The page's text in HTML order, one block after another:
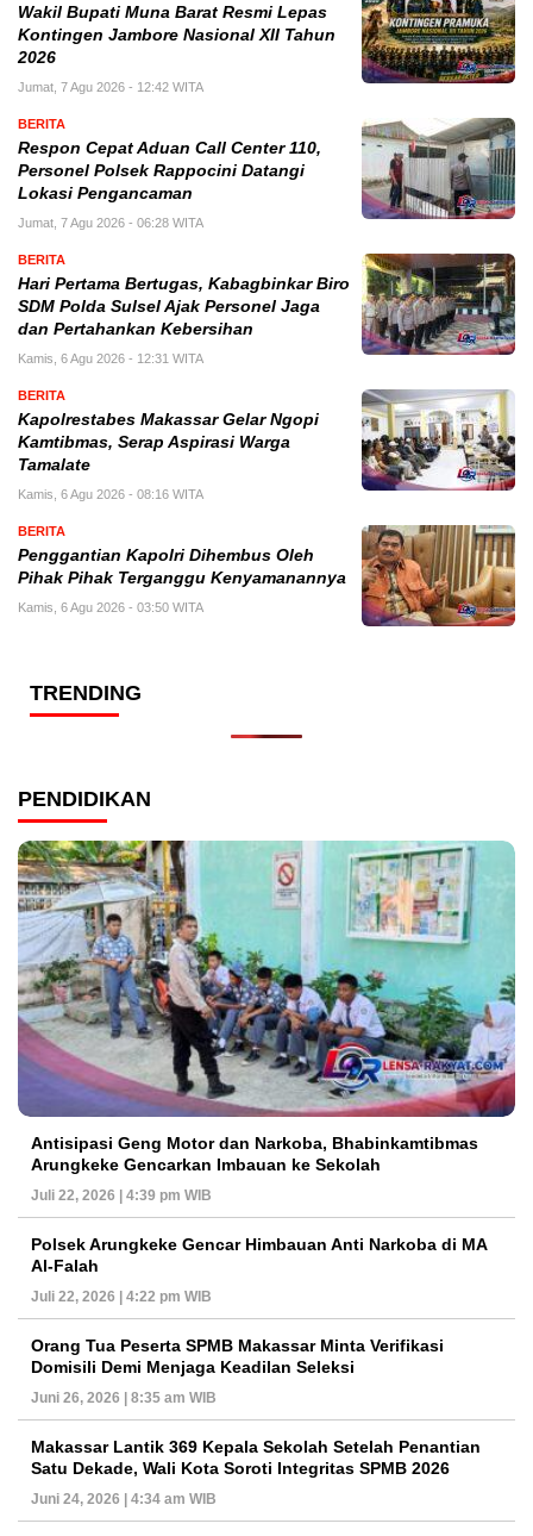
Wakil Bupati Muna Barat Resmi Lepas
Kontingen Jambore Nasional XII Tahun
2026
Jumat, 7 Agu 2026 - 12:42 WITA
BERITA
Respon Cepat Aduan Call Center 110,
Personel Polsek Rappocini Datangi
Lokasi Pengancaman
Jumat, 7 Agu 2026 - 06:28 WITA
BERITA
Hari Pertama Bertugas, Kabagbinkar Biro
SDM Polda Sulsel Ajak Personel Jaga
dan Pertahankan Kebersihan
Kamis, 6 Agu 2026 - 12:31 WITA
BERITA
Kapolrestabes Makassar Gelar Ngopi
Kamtibmas, Serap Aspirasi Warga
Tamalate
Kamis, 6 Agu 2026 - 08:16 WITA
BERITA
Penggantian Kapolri Dihembus Oleh
Pihak Pihak Terganggu Kenyamanannya
Kamis, 6 Agu 2026 - 03:50 WITA
TRENDING
PENDIDIKAN
Antisipasi Geng Motor dan Narkoba, Bhabinkamtibmas
Arungkeke Gencarkan Imbauan ke Sekolah
Juli 22, 2026 | 4:39 pm WIB
Polsek Arungkeke Gencar Himbauan Anti Narkoba di MA
Al-Falah
Juli 22, 2026 | 4:22 pm WIB
Orang Tua Peserta SPMB Makassar Minta Verifikasi
Domisili Demi Menjaga Keadilan Seleksi
Juni 26, 2026 | 8:35 am WIB
Makassar Lantik 369 Kepala Sekolah Setelah Penantian
Satu Dekade, Wali Kota Soroti Integritas SPMB 2026
Juni 24, 2026 | 4:34 am WIB